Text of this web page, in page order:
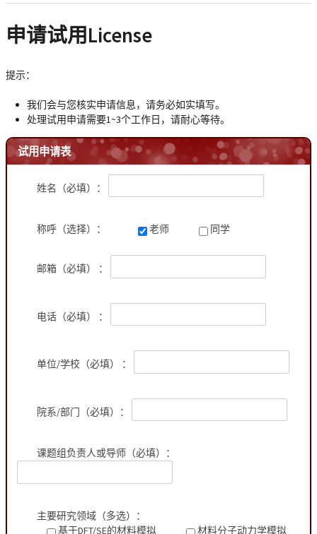
申请试用License
提示：
我们会与您核实申请信息，请务必如实填写。
处理试用申请需要1~3个工作日，请耐心等待。
试用申请表
姓名（必填）：
称呼（选择）： 老师 同学
邮箱（必填） ：
电话（必填） ：
单位/学校（必填） ：
院系/部门（必填）：
课题组负责人或导师（必填）：
主要研究领域（多选）：
基于DFT/SE的材料模拟
材料分子动力学模拟